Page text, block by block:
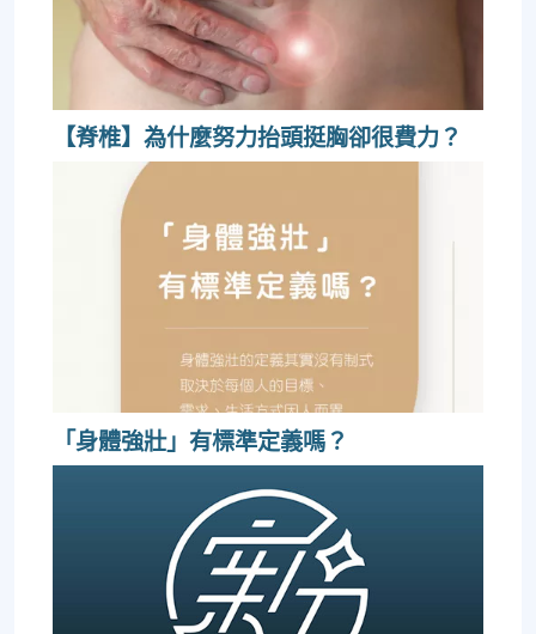
【脊椎】為什麼努力抬頭挺胸卻很費力？
「身體強壯」有標準定義嗎？